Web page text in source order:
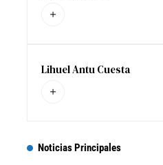
Lihuel Antu Cuesta
Noticias Principales